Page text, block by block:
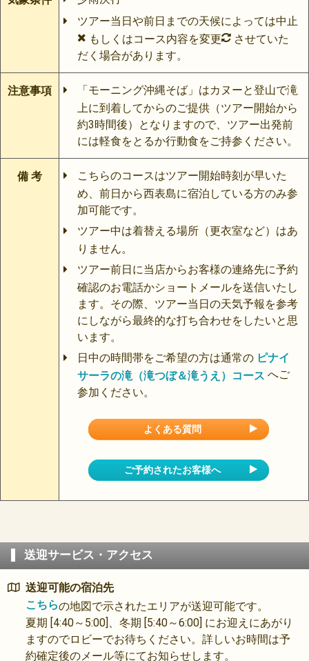
ツアー当日や前日までの天候によっては中止
もしくはコース内容を変更
させていた
だく場合があります。
注意事項 「モーニング沖縄そば」はカヌーと登山で滝
上に到着してからのご提供（ツアー開始から
約3時間後）となりますので、ツアー出発前
には軽食をとるか行動食をご持参ください。
備 考 こちらのコースはツアー開始時刻が早いた
め、前日から西表島に宿泊している方のみ参
加可能です。
ツアー中は着替える場所（更衣室など）はあ
りません。
ツアー前日に当店からお客様の連絡先に予約
確認のお電話かショートメールを送信いたし
ます。その際、ツアー当日の天気予報を参考
にしながら最終的な打ち合わせをしたいと思
います。
日中の時間帯をご希望の方は通常の ピナイ
サーラの滝（滝つぼ＆滝うえ）コース へご
参加ください。
よくある質問
ご予約されたお客様へ
送迎サービス・アクセス
送迎可能の宿泊先
こちらの地図で示されたエリアが送迎可能です。
夏期 [4:40～5:00]、冬期 [5:40～6:00] にお迎えにあがり
ますのでロビーでお待ちください。詳しいお時間は予
約確定後のメール等にてお知らせします。